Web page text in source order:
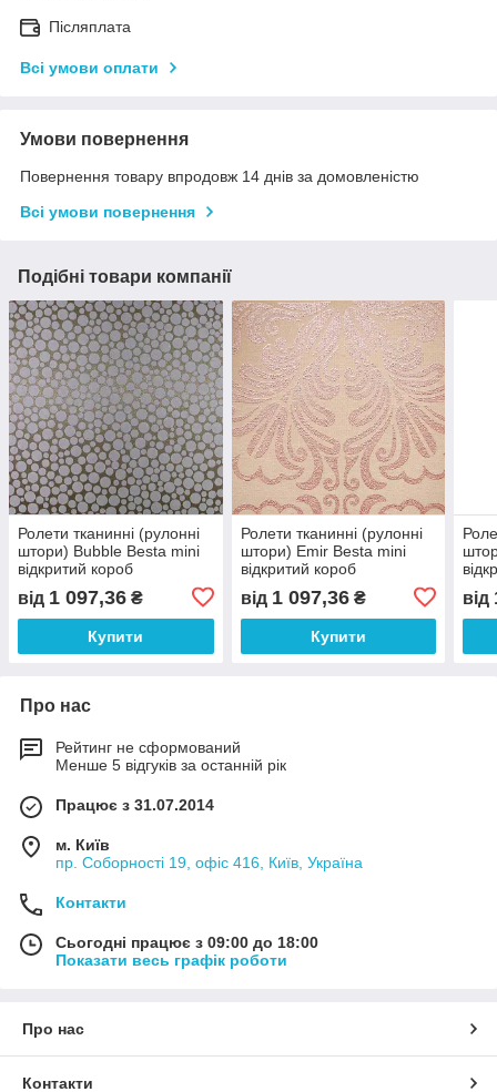
Післяплата
Всі умови оплати
Умови повернення
Повернення товару впродовж 14 днів за домовленістю
Всі умови повернення
Подібні товари компанії
Ролети тканинні (рулонні
штори) Bubble Besta mini
відкритий короб
від 1 097,36 ₴
Купити
Ролети тканинні (рулонні
штори) Emir Besta mini
відкритий короб
від 1 097,36₴
Купити
від
Про нас
Рейтинг не сформований
Менше 5 відгуків за останній рік
Працює з 31.07.2014
м. Київ
пр. Соборності 19, офіс 416, Київ, Україна
Контакти
Сьогодні працює з 09:00 до 18:00
Показати весь графік роботи
Про нас
Контакти